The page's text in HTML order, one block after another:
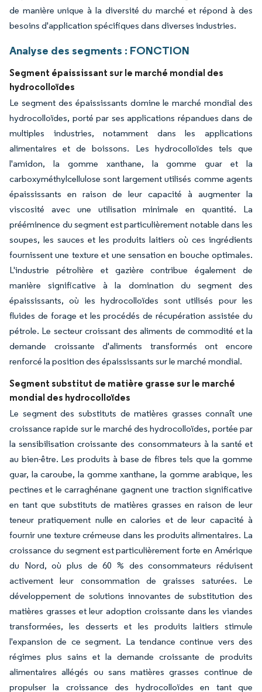
de manière unique à la diversité du marché et répond à des
besoins d'application spécifiques dans diverses industries.
Analyse des segments : FONCTION
Segment épaississant sur le marché mondial des
hydrocolloïdes
Le segment des épaississants domine le marché mondial des
hydrocolloïdes, porté par ses applications répandues dans de
multiples industries, notamment dans les applications
alimentaires et de boissons. Les hydrocolloïdes tels que
l'amidon, la gomme xanthane, la gomme guar et la
carboxyméthylcellulose sont largement utilisés comme agents
épaississants en raison de leur capacité à augmenter la
viscosité avec une utilisation minimale en quantité. La
prééminence du segment est particulièrement notable dans les
soupes, les sauces et les produits laitiers où ces ingrédients
fournissent une texture et une sensation en bouche optimales.
L'industrie pétrolière et gazière contribue également de
manière significative à la domination du segment des
épaississants, où les hydrocolloïdes sont utilisés pour les
fluides de forage et les procédés de récupération assistée du
pétrole. Le secteur croissant des aliments de commodité et la
demande croissante d'aliments transformés ont encore
renforcé la position des épaississants sur le marché mondial.
Segment substitut de matière grasse sur le marché
mondial des hydrocolloïdes
Le segment des substituts de matières grasses connaît une
croissance rapide sur le marché des hydrocolloïdes, portée par
la sensibilisation croissante des consommateurs à la santé et
au bien-être. Les produits à base de fibres tels que la gomme
guar, la caroube, la gomme xanthane, la gomme arabique, les
pectines et le carraghénane gagnent une traction significative
en tant que substituts de matières grasses en raison de leur
teneur pratiquement nulle en calories et de leur capacité à
fournir une texture crémeuse dans les produits alimentaires. La
croissance du segment est particulièrement forte en Amérique
du Nord, où plus de 60 % des consommateurs réduisent
activement leur consommation de graisses saturées. Le
développement de solutions innovantes de substitution des
matières grasses et leur adoption croissante dans les viandes
transformées, les desserts et les produits laitiers stimule
l'expansion de ce segment. La tendance continue vers des
régimes plus sains et la demande croissante de produits
alimentaires allégés ou sans matières grasses continue de
propulser la croissance des hydrocolloïdes en tant que